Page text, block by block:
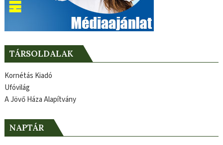
TÁRSOLDALAK
Kornétás Kiadó
Ufóvilág
A Jövő Háza Alapítvány
NAPTÁR